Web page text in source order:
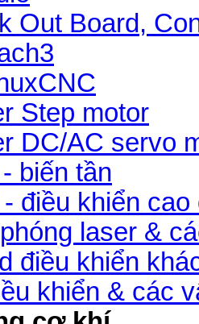
Out Board,
Step motor
DC/AC servo
biến tần
điều khiển
laser &
điều khiển
khiển & các